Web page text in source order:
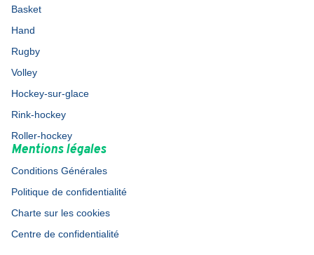
Basket
Hand
Rugby
Volley
Hockey-sur-glace
Rink-hockey
Roller-hockey
Mentions légales
Conditions Générales
Politique de confidentialité
Charte sur les cookies
Centre de confidentialité